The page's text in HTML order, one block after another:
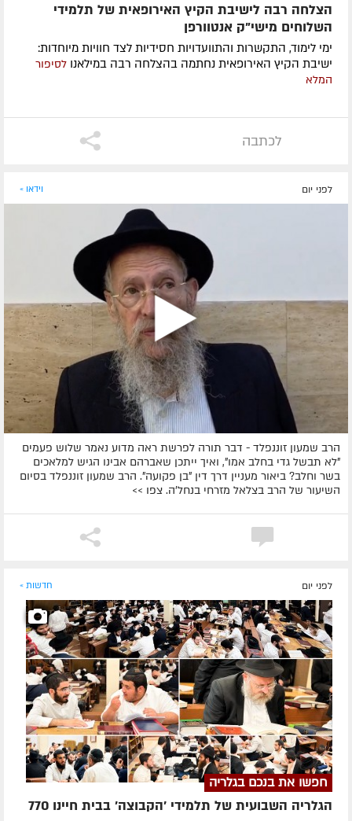
הצלחה רבה לישיבת הקיץ האירופאית של תלמידי
השלוחים מישי"ק אנטוורפן
ימי לימוד, התקשרות והתוועדויות חסידיות לצד חוויות מיוחדות:
ישיבת הקיץ האירופאית נחתמה בהצלחה רבה במילאנו לסיפור
המלא
לכתבה
לפני יום וידאו »
הרב שמעון זוננפלד - דבר תורה לפרשת ראה מדוע נאמר שלוש פעמים
"לא תבשל גדי בחלב אמו", ואיך ייתכן שאברהם אבינו הגיש למלאכים
בשר וחלב? ביאור מעניין דרך דין "בן פקועה". הרב שמעון זוננפלד בסיום
השיעור של הרב בצלאל מזרחי בנחל'ה. צפו >>
לפני יום חדשות »
חפשו את בנכם בגלריה
הגלריה השבועית של תלמידי 'הקבוצה' בבית חיינו 770